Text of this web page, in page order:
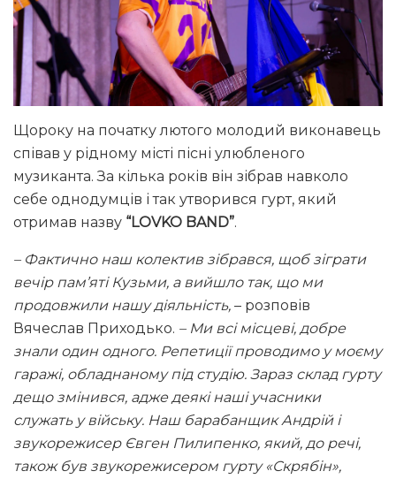
Щороку на початку лютого молодий виконавець
співав у рідному місті пісні улюбленого
музиканта. За кілька років він зібрав навколо
себе однодумців і так утворився гурт, який
отримав назву “LOVKO BAND”.
– Фактично наш колектив зібрався, щоб зіграти
вечір пам’яті Кузьми, а вийшло так, що ми
продовжили нашу діяльність, – розповів
Вячеслав Приходько. – Ми всі місцеві, добре
знали один одного. Репетиції проводимо у моєму
гаражі, обладнаному під студію. Зараз склад гурту
дещо змінився, адже деякі наші учасники
служать у війську. Наш барабанщик Андрій і
звукорежисер Євген Пилипенко, який, до речі,
також був звукорежисером гурту «Скрябін»,